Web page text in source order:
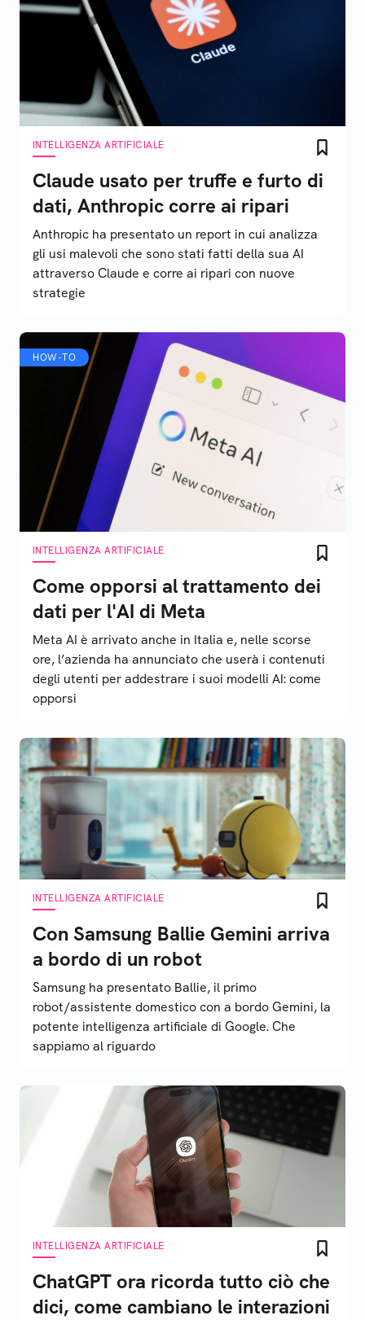
INTELLIGENZA ARTIFICIALE
Claude usato per truffe e furto di
dati, Anthropic corre ai ripari
Anthropic ha presentato un report in cui analizza
gli usi malevoli che sono stati fatti della sua AI
attraverso Claude e corre ai ripari con nuove
strategie
HOW-TO
INTELLIGENZA ARTIFICIALE
Come opporsi al trattamento dei
dati per l'AI di Meta
Meta AI è arrivato anche in Italia e, nelle scorse
ore, l’azienda ha annunciato che userà i contenuti
degli utenti per addestrare i suoi modelli AI: come
opporsi
INTELLIGENZA ARTIFICIALE
Con Samsung Ballie Gemini arriva
a bordo di un robot
Samsung ha presentato Ballie, il primo
robot/assistente domestico con a bordo Gemini, la
potente intelligenza artificiale di Google. Che
sappiamo al riguardo
INTELLIGENZA ARTIFICIALE
ChatGPT ora ricorda tutto ciò che
dici, come cambiano le interazioni